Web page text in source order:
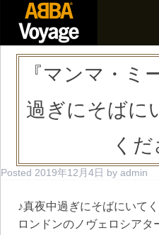
『マンマ・ミ
過ぎにそばに
く
Posted 2019年12月4日 by admin
♪真夜中過ぎにそばにいて
ロンドンのノヴェロシアタ